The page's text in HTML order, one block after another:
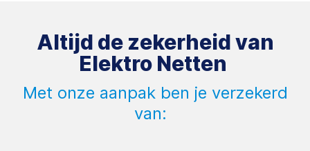
Altijd de zekerheid van
Elektro Netten
Met onze aanpak ben je verzekerd
van: